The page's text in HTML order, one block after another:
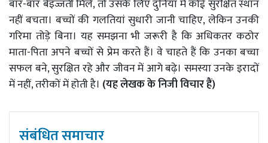
बार-बार बेइज्जती मिले, तो उसके लिए दुनिया में कोई सुरक्षित स्थान
नहीं बचता। बच्चों की गलतियां सुधारी जानी चाहिए, लेकिन उनकी
गरिमा तोड़े बिना। यह समझना भी जरूरी है कि अधिकतर कठोर
माता-पिता अपने बच्चों से प्रेम करते हैं। वे चाहते हैं कि उनका बच्चा
सफल बने, सुरक्षित रहे और जीवन में आगे बढ़े। समस्या उनके इरादों
में नहीं, तरीकों में होती है। (यह लेखक के निजी विचार हैं)
संबंधित समाचार